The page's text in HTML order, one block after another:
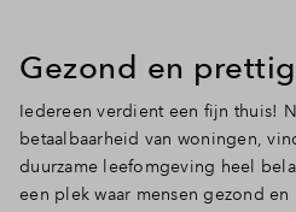
Gezond en
Iedereen verdient een fijn thuis!
betaalbaarheid van woningen,
duurzame leefomgeving heel
een plek waar mensen gezond